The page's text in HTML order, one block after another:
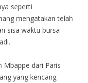
seperti
mengatakan telah
sisa waktu bursa
Mbappe dari Paris
yang kencang